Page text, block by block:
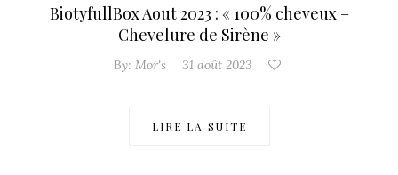
BiotyfullBox Aout 2023 : « 100% cheveux –
Chevelure de Sirène »
By: Mor's 31 août 2023
LIRE LA SUITE